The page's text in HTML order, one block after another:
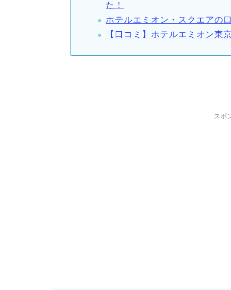
た！
ホテルエミオン・スクエアの
【口コミ】ホテルエミオン東
スポ